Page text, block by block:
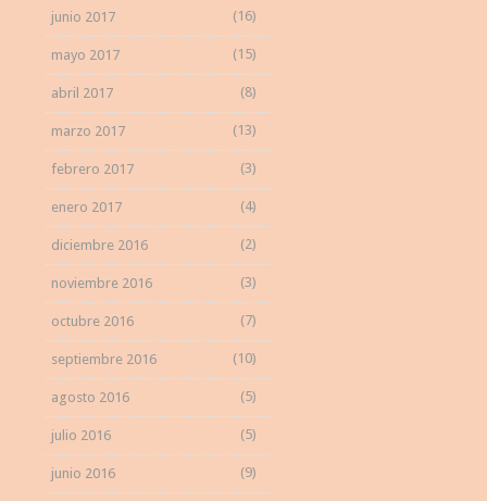
junio 2017 (16)
mayo 2017 (15)
abril 2017 (8)
marzo 2017 (13)
febrero 2017 (3)
enero 2017 (4)
diciembre 2016 (2)
noviembre 2016 (3)
octubre 2016 (7)
septiembre 2016 (10)
agosto 2016 (5)
julio 2016 (5)
junio 2016 (9)